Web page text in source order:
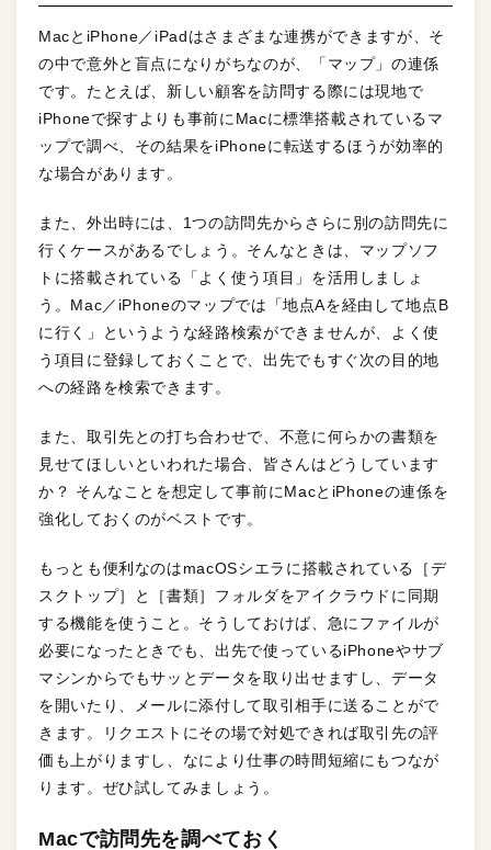
MacとiPhone／iPadはさまざまな連携ができますが、そ
の中で意外と盲点になりがちなのが、「マップ」の連係
です。たとえば、新しい顧客を訪問する際には現地で
iPhoneで探すよりも事前にMacに標準搭載されているマ
ップで調べ、その結果をiPhoneに転送するほうが効率的
な場合があります。
また、外出時には、1つの訪問先からさらに別の訪問先に
行くケースがあるでしょう。そんなときは、マップソフ
トに搭載されている「よく使う項目」を活用しましょ
う。Mac／iPhoneのマップでは「地点Aを経由して地点B
に行く」というような経路検索ができませんが、よく使
う項目に登録しておくことで、出先でもすぐ次の目的地
への経路を検索できます。
また、取引先との打ち合わせで、不意に何らかの書類を
見せてほしいといわれた場合、皆さんはどうしています
か？ そんなことを想定して事前にMacとiPhoneの連係を
強化しておくのがベストです。
もっとも便利なのはmacOSシエラに搭載されている［デ
スクトップ］と［書類］フォルダをアイクラウドに同期
する機能を使うこと。そうしておけば、急にファイルが
必要になったときでも、出先で使っているiPhoneやサブ
マシンからでもサッとデータを取り出せますし、データ
を開いたり、メールに添付して取引相手に送ることがで
きます。リクエストにその場で対処できれば取引先の評
価も上がりますし、なにより仕事の時間短縮にもつなが
ります。ぜひ試してみましょう。
Macで訪問先を調べておく